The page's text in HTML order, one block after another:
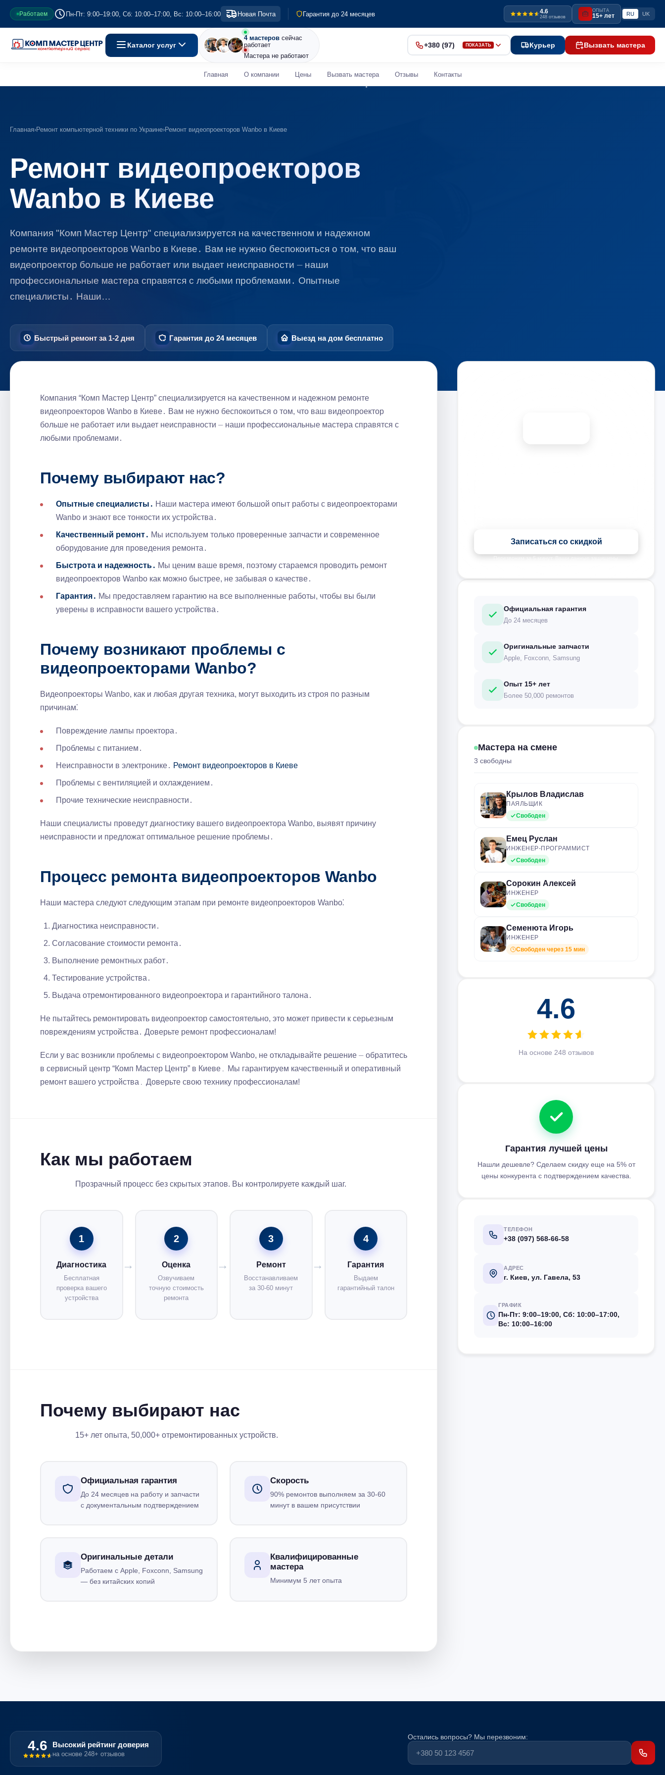
Работаем Пн-Пт: 9:00–19:00, Сб: 10:00–17:00, Вс: 10:00–16:00 Новая Почта
Диагностика 0 грн
4.6
248 отзывов
ОПЫТА
15+ лет RU UK
Каталог услуг
4 мастеровсейчас
работает
Мастера не работают
+380 (97) ПОКАЗАТЬ Курьер Вызвать мастера
Главная О компании Цены Вызвать мастера Отзывы Контакты
Главная›Ремонт компьютерной техники по Украине›Ремонт видеопроекторов Wanbo в Киеве
Ремонт видеопроекторов
Wanbo в Киеве
Компания "Комп Мастер Центр" специализируется на качественном и надежном
ремонте видеопроекторов Wanbo в Киеве․ Вам не нужно беспокоиться о том, что ваш
видеопроектор больше не работает или выдает неисправности ⏤ наши
профессиональные мастера справятся с любыми проблемами․ Опытные
специалисты․ Наши…
Быстрый ремонт за 1-2 дня Гарантия до 24 месяцев Выезд на дом бесплатно
Компания “Комп Мастер Центр” специализируется на качественном и надежном ремонте
видеопроекторов Wanbo в Киеве․ Вам не нужно беспокоиться о том, что ваш видеопроектор
больше не работает или выдает неисправности ⏤ наши профессиональные мастера справятся с
любыми проблемами․
Почему выбирают нас?​
Опытные специалисты․ Наши мастера имеют большой опыт работы с видеопроекторами
Wanbo и знают все тонкости их устройства․
Качественный ремонт․ Мы используем только проверенные запчасти и современное
оборудование для проведения ремонта․
Быстрота и надежность․ Мы ценим ваше время, поэтому стараемся проводить ремонт
видеопроекторов Wanbo как можно быстрее, не забывая о качестве․
Гарантия․ Мы предоставляем гарантию на все выполненные работы, чтобы вы были
уверены в исправности вашего устройства․
Почему возникают проблемы с
видеопроекторами Wanbo?​
Видеопроекторы Wanbo, как и любая другая техника, могут выходить из строя по разным
причинам⁚
Повреждение лампы проектора․
Проблемы с питанием․
Неисправности в электронике․ Ремонт видеопроекторов в Киеве
Проблемы с вентиляцией и охлаждением․
Прочие технические неисправности․
Наши специалисты проведут диагностику вашего видеопроектора Wanbo, выявят причину
неисправности и предложат оптимальное решение проблемы․
Процесс ремонта видеопроекторов Wanbo
Наши мастера следуют следующим этапам при ремонте видеопроекторов Wanbo⁚
Диагностика неисправности․
Согласование стоимости ремонта․
Выполнение ремонтных работ․
Тестирование устройства․
Выдача отремонтированного видеопроектора и гарантийного талона․
Не пытайтесь ремонтировать видеопроектор самостоятельно, это может привести к серьезным
повреждениям устройства․ Доверьте ремонт профессионалам!
Если у вас возникли проблемы с видеопроектором Wanbo, не откладывайте решение ⏤ обратитесь
в сервисный центр “Комп Мастер Центр” в Киеве․ Мы гарантируем качественный и оперативный
ремонт вашего устройства․ Доверьте свою технику профессионалам!
Как мы работаем
Прозрачный процесс без скрытых этапов. Вы контролируете каждый шаг.
1
Диагностика
Бесплатная
проверка вашего
устройства
2
Оценка
Озвучиваем
точную стоимость
ремонта
3
Ремонт
Восстанавливаем
за 30-60 минут
4
Гарантия
Выдаем
гарантийный талон
Почему выбирают нас
15+ лет опыта, 50,000+ отремонтированных устройств.
Официальная гарантия
До 24 месяцев на работу и запчасти
с документальным подтверждением
Скорость
90% ремонтов выполняем за 30-60
минут в вашем присутствии
Оригинальные детали
Работаем с Apple, Foxconn, Samsung
— без китайских копий
Квалифицированные
мастера
Минимум 5 лет опыта
Записаться со скидкой
Официальная гарантия
До 24 месяцев
Оригинальные запчасти
Apple, Foxconn, Samsung
Опыт 15+ лет
Более 50,000 ремонтов
Мастера на смене
3 свободны
Крылов Владислав
ПАЯЛЬЩИК
Свободен
Емец Руслан
ИНЖЕНЕР-ПРОГРАММИСТ
Свободен
Сорокин Алексей
ИНЖЕНЕР
Свободен
Семенюта Игорь
ИНЖЕНЕР
Свободен через 15 мин
4.6
На основе 248 отзывов
Гарантия лучшей цены
Нашли дешевле? Сделаем скидку еще на 5% от
цены конкурента с подтверждением качества.
ТЕЛЕФОН
+38 (097) 568-66-58
АДРЕС
г. Киев, ул. Гавела, 53
ГРАФИК
Пн-Пт: 9:00–19:00, Сб: 10:00–17:00,
Вс: 10:00–16:00
4.6 Высокий рейтинг доверия
на основе 248+ отзывов
Остались вопросы? Мы перезвоним: